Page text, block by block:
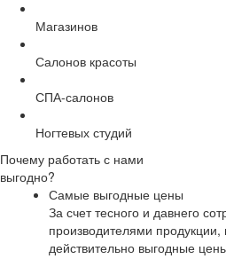
Магазинов
Салонов красоты
СПА-салонов
Ногтевых студий
Почему работать с нами
выгодно?
Самые выгодные цены
За счет тесного и давнего
производителями
действительно выгодные